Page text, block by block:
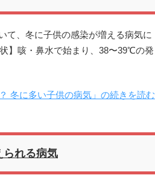
て、冬に子供の感染が増える病気に
】咳・鼻水で始まり、38〜39℃の発
冬に多い子供の病気」の続きを読む
られる病気